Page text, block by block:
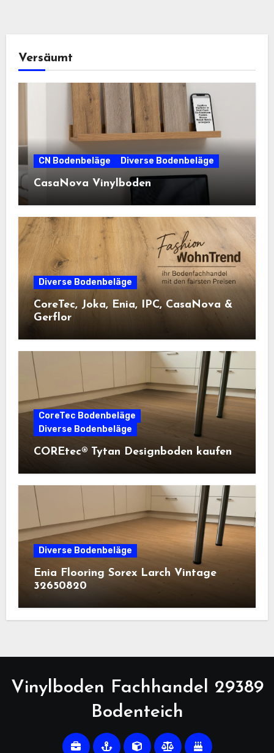
Versäumt
CN Bodenbeläge Diverse Bodenbeläge
CasaNova Vinylboden
Diverse Bodenbeläge
CoreTec, Joka, Enia, IPC, CasaNova &
Gerflor
CoreTec Bodenbeläge
Diverse Bodenbeläge
COREtec® Tytan Designboden kaufen
Diverse Bodenbeläge
Enia Flooring Sorex ​Larch Vintage
32650820
Vinylboden Fachhandel 29389
Bodenteich